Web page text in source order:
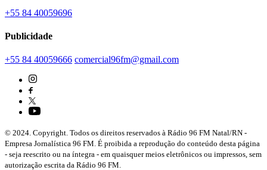
+55 84 40059696
Publicidade
+55 84 40059666 comercial96fm@gmail.com
© 2024. Copyright. Todos os direitos reservados à Rádio 96 FM Natal/RN -
Empresa Jornalística 96 FM. É proibida a reprodução do conteúdo desta página
- seja reescrito ou na íntegra - em quaisquer meios eletrônicos ou impressos, sem
autorização escrita da Rádio 96 FM.